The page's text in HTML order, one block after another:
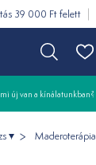
39 000 Ft felett
új van a kínálatunkban?
Maderoterápia